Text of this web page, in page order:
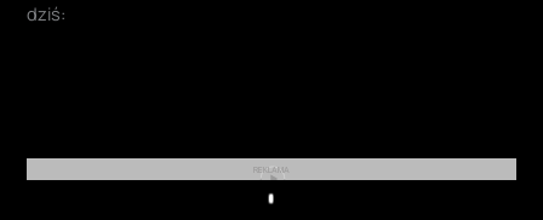
dziś:
REKLAMA
Play